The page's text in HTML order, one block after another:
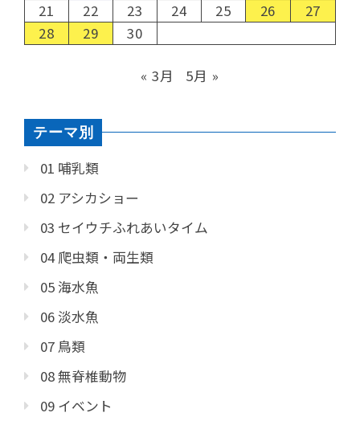
21
22 23 24 25 26
27
28
29 30
« 3月 5月 »
テーマ別
01 哺乳類
02 アシカショー
03 セイウチふれあいタイム
04 爬虫類・両生類
05 海水魚
06 淡水魚
07 鳥類
08 無脊椎動物
09 イベント